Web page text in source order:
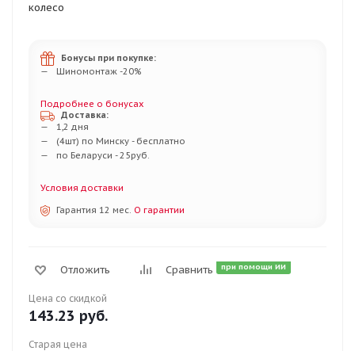
колесо
Бонусы при покупке:
Шиномонтаж -20%
Подробнее о бонусах
Доставка:
1,2 дня
(4шт) по Минску - бесплатно
по Беларуси - 25руб.
Условия доставки
Гарантия 12 мес. О гарантии
Отложить Сравнить при помощи ИИ
Цена со скидкой
143.23 руб.
Старая цена